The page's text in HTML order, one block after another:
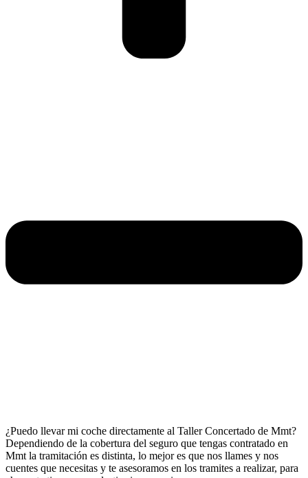
¿Puedo llevar mi coche directamente al Taller Concertado de Mmt?
Dependiendo de la cobertura del seguro que tengas contratado en
Mmt la tramitación es distinta, lo mejor es que nos llames y nos
cuentes que necesitas y te asesoramos en los tramites a realizar, para